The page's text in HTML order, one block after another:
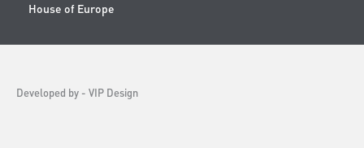
House of Europe
Developed by - VIP Design